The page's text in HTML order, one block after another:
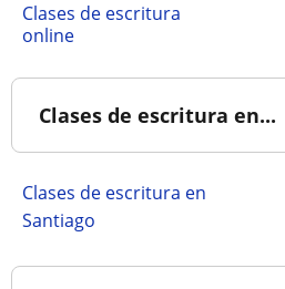
Clases de escritura
online
Clases de escritura en...
Clases de escritura en
Santiago